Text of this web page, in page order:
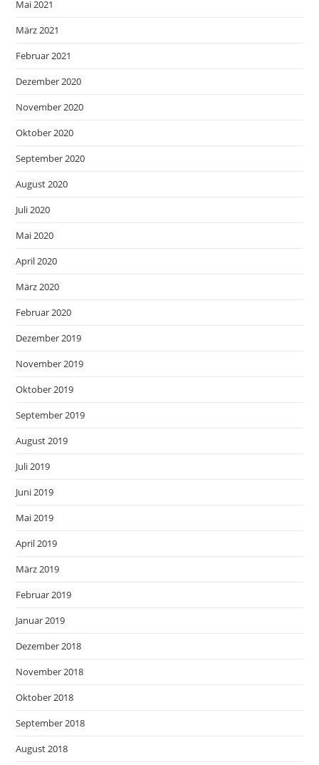
Mai 2021
März 2021
Februar 2021
Dezember 2020
November 2020
Oktober 2020
September 2020
August 2020
Juli 2020
Mai 2020
April 2020
März 2020
Februar 2020
Dezember 2019
November 2019
Oktober 2019
September 2019
August 2019
Juli 2019
Juni 2019
Mai 2019
April 2019
März 2019
Februar 2019
Januar 2019
Dezember 2018
November 2018
Oktober 2018
September 2018
August 2018